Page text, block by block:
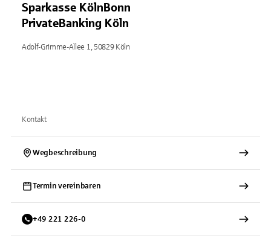
Sparkasse KölnBonn
PrivateBanking Köln
Adolf-Grimme-Allee 1, 50829 Köln
Kontakt
Wegbeschreibung
Termin vereinbaren
+49 221 226-0